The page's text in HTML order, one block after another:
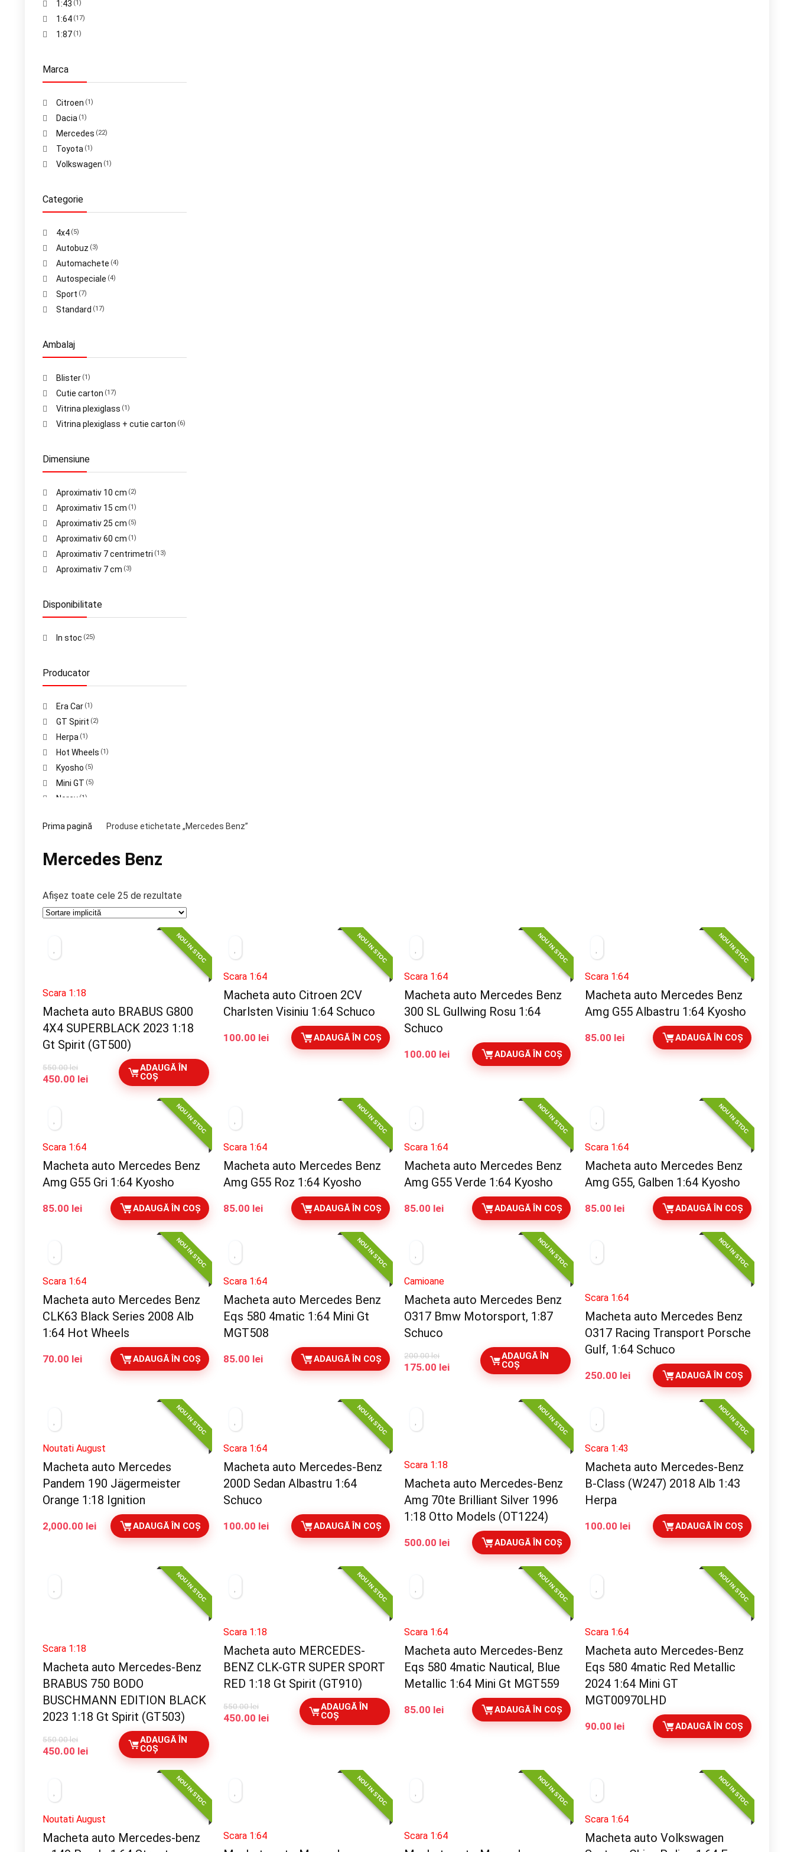
1:43 (1)
1:64 (17)
1:87 (1)
Marca
Citroen (1)
Dacia (1)
Mercedes (22)
Toyota (1)
Volkswagen (1)
Categorie
4x4 (5)
Autobuz (3)
Automachete (4)
Autospeciale (4)
Sport (7)
Standard (17)
Ambalaj
Blister (1)
Cutie carton (17)
Vitrina plexiglass (1)
Vitrina plexiglass + cutie carton (6)
Dimensiune
Aproximativ 10 cm (2)
Aproximativ 15 cm (1)
Aproximativ 25 cm (5)
Aproximativ 60 cm (1)
Aproximativ 7 centrimetri (13)
Aproximativ 7 cm (3)
Disponibilitate
In stoc (25)
Producator
Era Car (1)
GT Spirit (2)
Herpa (1)
Hot Wheels (1)
Kyosho (5)
Mini GT (5)
Norev (1)
Schuco (2)
Tarmac(3)
Prima pagină Produse etichetate „Mercedes Benz”
Mercedes Benz
Afișez toate cele 25 de rezultate
NOU IN STOC
Scara 1:18
Macheta auto BRABUS G800
4X4 SUPERBLACK 2023 1:18
Gt Spirit (GT500)
550.00lei
Prețul
550.00 lei.
450.00 leiPrețul
ADAUGĂ ÎN
COȘ
NOU IN STOC
Scara 1:64
Macheta auto Citroen 2CV
Charlsten Visiniu 1:64 Schuco
100.00 lei ADAUGĂ ÎN COȘ
NOU IN STOC
Scara 1:64
Macheta auto Mercedes Benz
300 SL Gullwing Rosu 1:64
Schuco
100.00 lei ADAUGĂ ÎN COȘ
NOU IN STOC
Scara 1:64
Macheta auto Mercedes Benz
Amg G55 Albastru 1:64 Kyosho
85.00 lei ADAUGĂ ÎN COȘ
NOU IN STOC
Scara 1:64
Macheta auto Mercedes Benz
Amg G55 Gri 1:64 Kyosho
85.00 lei ADAUGĂ ÎN COȘ
NOU IN STOC
Scara 1:64
Macheta auto Mercedes Benz
Amg G55 Roz 1:64 Kyosho
85.00 lei ADAUGĂ ÎN COȘ
NOU IN STOC
Scara 1:64
Macheta auto Mercedes Benz
Amg G55 Verde 1:64 Kyosho
85.00 lei ADAUGĂ ÎN COȘ
NOU IN STOC
Scara 1:64
Macheta auto Mercedes Benz
Amg G55, Galben 1:64 Kyosho
85.00 lei ADAUGĂ ÎN COȘ
NOU IN STOC
Scara 1:64
Macheta auto Mercedes Benz
CLK63 Black Series 2008 Alb
1:64 Hot Wheels
70.00 lei ADAUGĂ ÎN COȘ
NOU IN STOC
Scara 1:64
Macheta auto Mercedes Benz
Eqs 580 4matic 1:64 Mini Gt
MGT508
85.00 lei ADAUGĂ ÎN COȘ
NOU IN STOC
Camioane
Macheta auto Mercedes Benz
O317 Bmw Motorsport, 1:87
Schuco
200.00lei
Prețul
200.00 lei.
175.00 leiPrețul
ADAUGĂ ÎN
COȘ
NOU IN STOC
Scara 1:64
Macheta auto Mercedes Benz
O317 Racing Transport Porsche
Gulf, 1:64 Schuco
250.00 lei ADAUGĂ ÎN COȘ
NOU IN STOC
Noutati August
Macheta auto Mercedes
Pandem 190 Jägermeister
Orange 1:18 Ignition
2,000.00 lei ADAUGĂ ÎN COȘ
NOU IN STOC
Scara 1:64
Macheta auto Mercedes-Benz
200D Sedan Albastru 1:64
Schuco
100.00 lei ADAUGĂ ÎN COȘ
NOU IN STOC
Scara 1:18
Macheta auto Mercedes-Benz
Amg 70te Brilliant Silver 1996
1:18 Otto Models (OT1224)
500.00 lei ADAUGĂ ÎN COȘ
NOU IN STOC
Scara 1:43
Macheta auto Mercedes-Benz
B-Class (W247) 2018 Alb 1:43
Herpa
100.00 lei ADAUGĂ ÎN COȘ
NOU IN STOC
Scara 1:18
Macheta auto Mercedes-Benz
BRABUS 750 BODO
BUSCHMANN EDITION BLACK
2023 1:18 Gt Spirit (GT503)
550.00lei
Prețul
550.00 lei.
450.00 leiPrețul
ADAUGĂ ÎN
COȘ
NOU IN STOC
Scara 1:18
Macheta auto MERCEDES-
BENZ CLK-GTR SUPER SPORT
RED 1:18 Gt Spirit (GT910)
550.00lei
Prețul
450.00 leiPrețul
ADAUGĂ ÎN
COȘ
NOU IN STOC
Scara 1:64
Macheta auto Mercedes-Benz
Eqs 580 4matic Nautical, Blue
Metallic 1:64 Mini Gt MGT559
85.00 lei ADAUGĂ ÎN COȘ
NOU IN STOC
Scara 1:64
Macheta auto Mercedes-Benz
Eqs 580 4matic Red Metallic
2024 1:64 Mini GT
MGT00970LHD
90.00 lei ADAUGĂ ÎN COȘ
NOU IN STOC
Noutati August
Macheta auto Mercedes-benz
NOU IN STOC
Scara 1:64
NOU IN STOC
Scara 1:64
NOU IN STOC
Scara 1:64
Macheta auto Volkswagen